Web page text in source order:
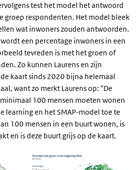
test het model het antwoord
groep respondenten. Het model bleek
wat inwoners zouden antwoorden.
een percentage inwoners in een
tevreden is met het groen of
Zo kunnen Laurens en zijn
kaart sinds 2020 bijna helemaal
want zo merkt Laurens op: "De
100 mensen moeten wonen
learning en het SMAP-model toe te
100 mensen in een buurt wonen, is
en is deze buurt grijs op de kaart.